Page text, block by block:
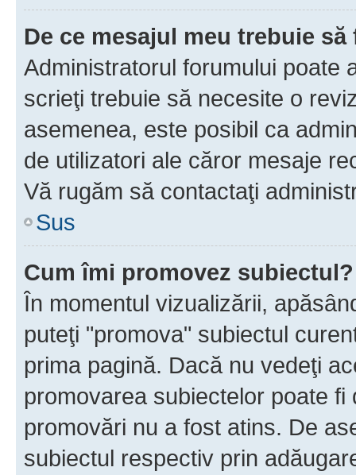
De ce mesajul meu trebuie
Administratorul forumului poate
scrieţi trebuie să necesite o
asemenea, este posibil ca
de utilizatori ale căror mesaje
Vă rugăm să contactaţi
Sus
Cum îmi promovez subiectul?
În momentul vizualizării,
puteţi "promova" subiectul
prima pagină. Dacă nu vedeţi
promovarea subiectelor poate
promovări nu a fost atins. De
subiectul respectiv prin